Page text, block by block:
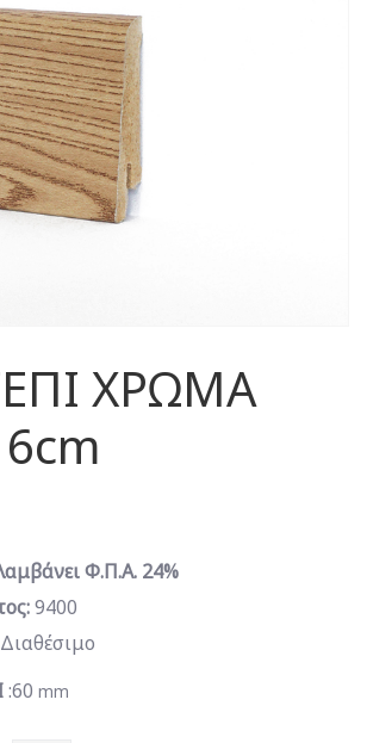
ΧΡΩΜΑ
Φ.Π.Α. 24%
9400
Διαθέσιμο
:60 mm